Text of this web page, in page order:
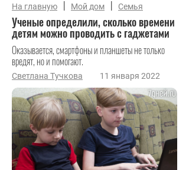
На главную | Мой дом | Семья
Ученые определили, сколько времени
детям можно проводить с гаджетами
Оказывается, смартфоны и планшеты не только
вредят, но и помогают.
Светлана Тучкова 11 января 2022